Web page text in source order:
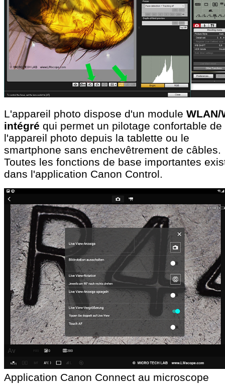
L'appareil photo dispose d'un module WLAN/
intégré qui permet un pilotage confortable de
l'appareil photo depuis la tablette ou le
smartphone sans enchevêtrement de câbles.
Toutes les fonctions de base importantes
dans l'application Canon Control.
Application Canon Connect au microscope